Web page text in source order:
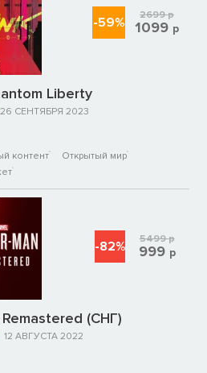
Liberty
26 СЕНТЯБРЯ 2023
контент
Открытый мир
-59% 2699р
1099 р
Remastered (СНГ)
12 АВГУСТА 2022
-82% 5499р
999 р